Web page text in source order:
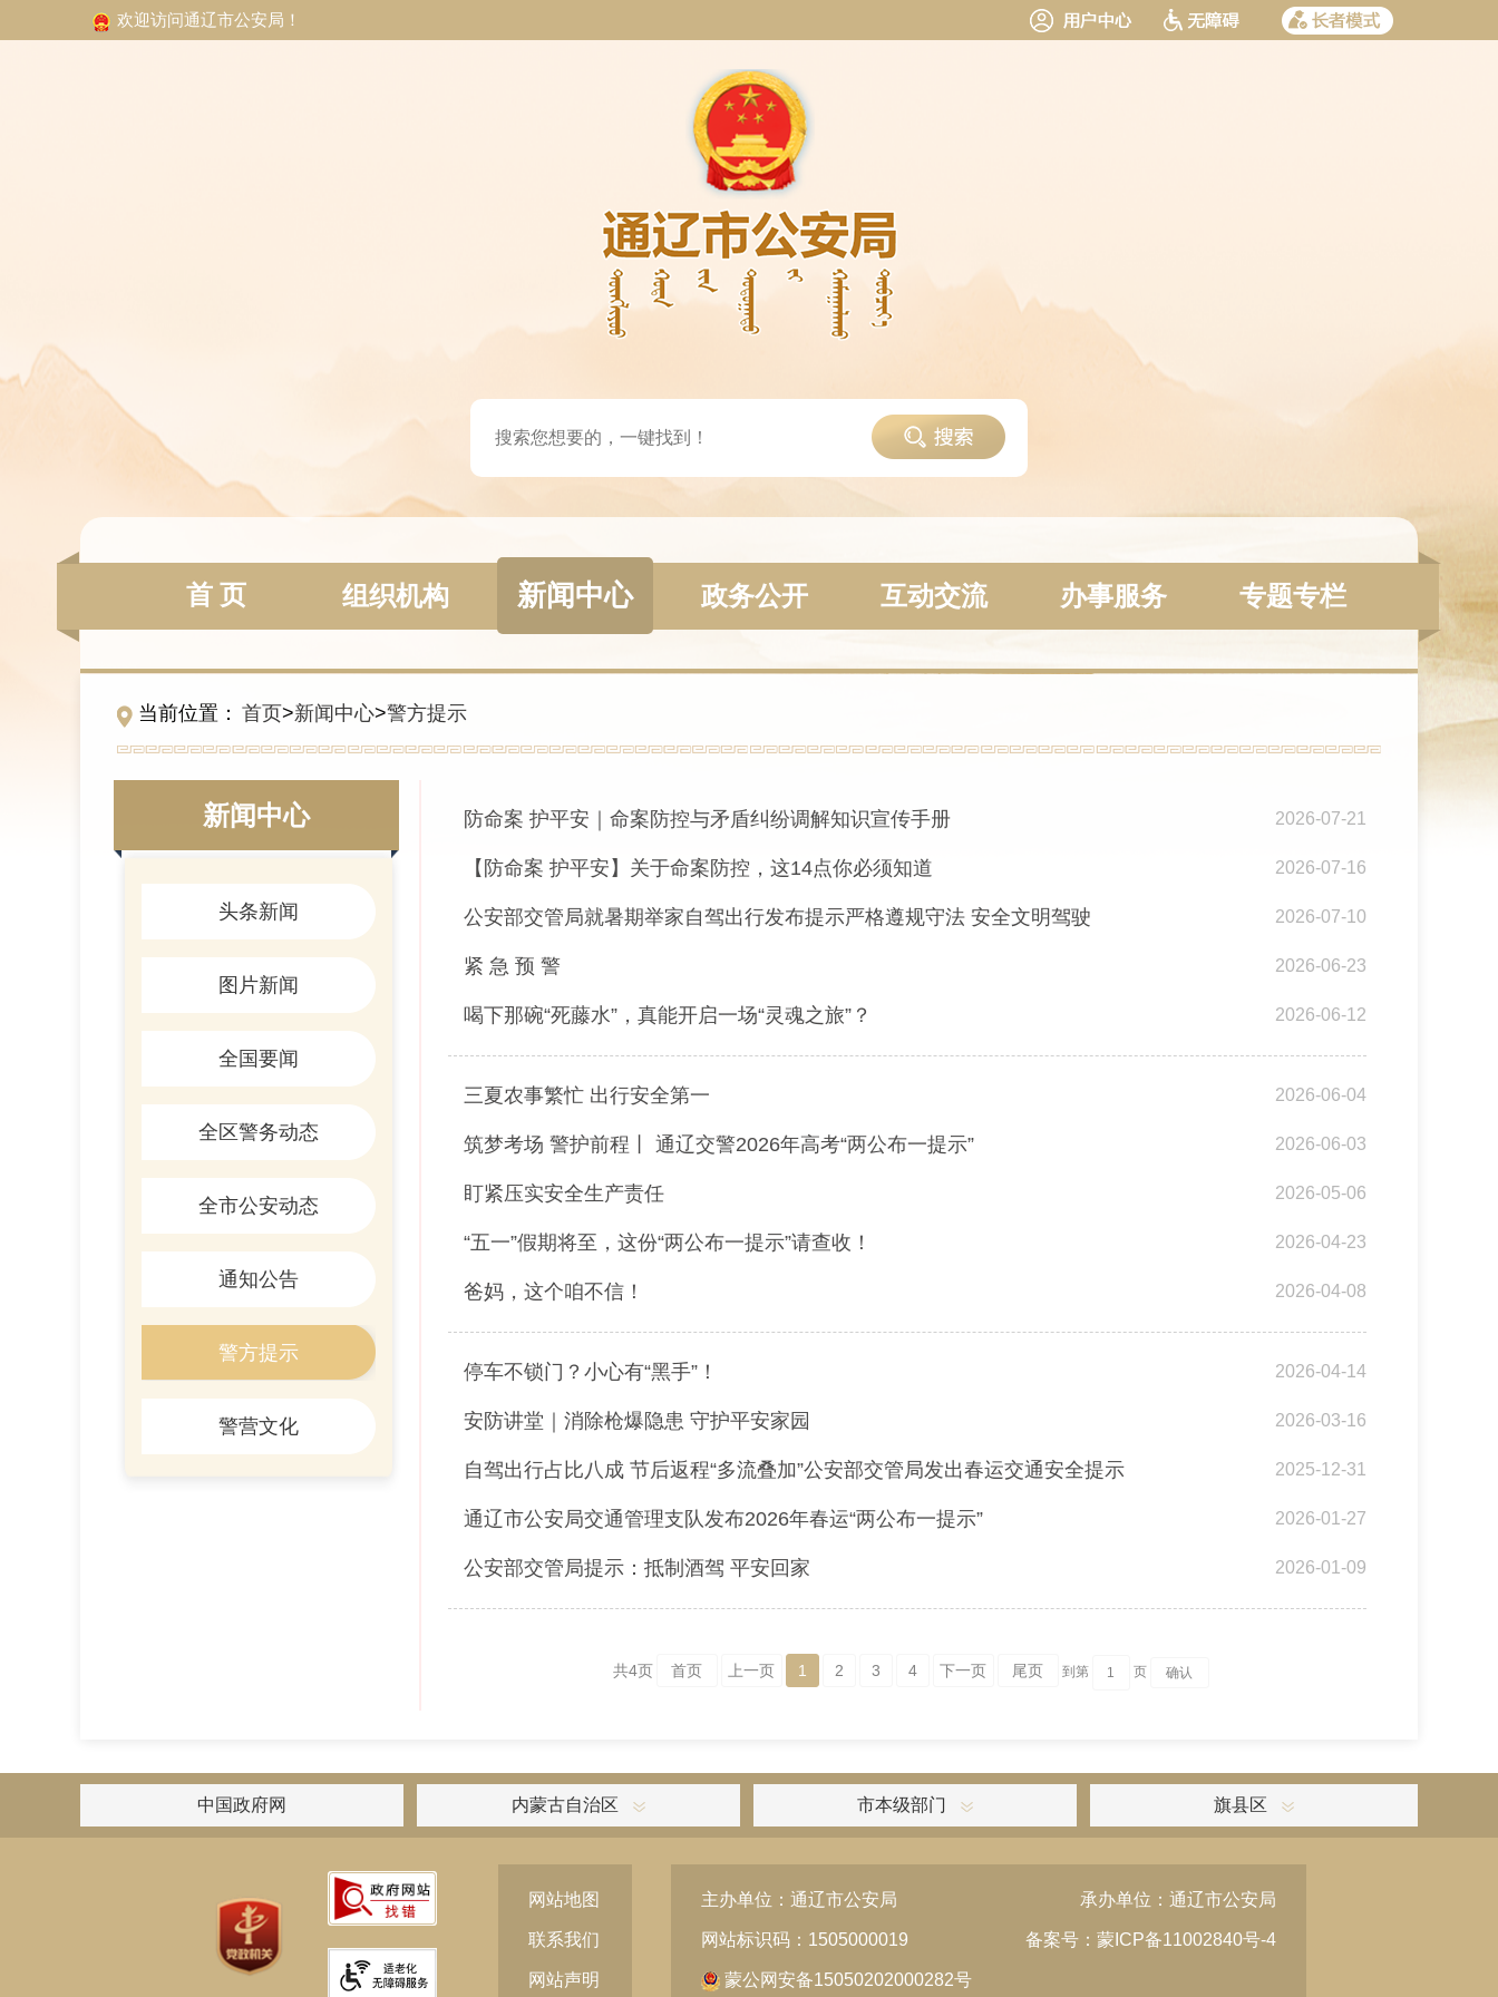
欢迎访问通辽市公安局！
首 页 组织机构 新闻中心 政务公开 互动交流 办事服务 专题专栏
当前位置： 首页>新闻中心>警方提示
新闻中心
头条新闻
图片新闻
全国要闻
全区警务动态
全市公安动态
通知公告
警方提示
警营文化
防命案 护平安｜命案防控与矛盾纠纷调解知识宣传手册 2026-07-21
【防命案 护平安】关于命案防控，这14点你必须知道 2026-07-16
公安部交管局就暑期举家自驾出行发布提示严格遵规守法 安全文明驾驶 2026-07-10
紧 急 预 警 2026-06-23
喝下那碗“死藤水”，真能开启一场“灵魂之旅”？ 2026-06-12
三夏农事繁忙 出行安全第一 2026-06-04
筑梦考场 警护前程丨 通辽交警2026年高考“两公布一提示” 2026-06-03
盯紧压实安全生产责任 2026-05-06
“五一”假期将至，这份“两公布一提示”请查收！ 2026-04-23
爸妈，这个咱不信！ 2026-04-08
停车不锁门？小心有“黑手”！ 2026-04-14
安防讲堂｜消除枪爆隐患 守护平安家园 2026-03-16
自驾出行占比八成 节后返程“多流叠加”公安部交管局发出春运交通安全提示 2025-12-31
通辽市公安局交通管理支队发布2026年春运“两公布一提示” 2026-01-27
公安部交管局提示：抵制酒驾 平安回家 2026-01-09
共4页 首页 上一页 1 2 3 4 下一页 尾页 到第 页
中国政府网 内蒙古自治区 市本级部门 旗县区
网站地图
联系我们
网站声明
主办单位：通辽市公安局 承办单位：通辽市公安局
网站标识码：1505000019 备案号：蒙ICP备11002840号-4
蒙公网安备15050202000282号